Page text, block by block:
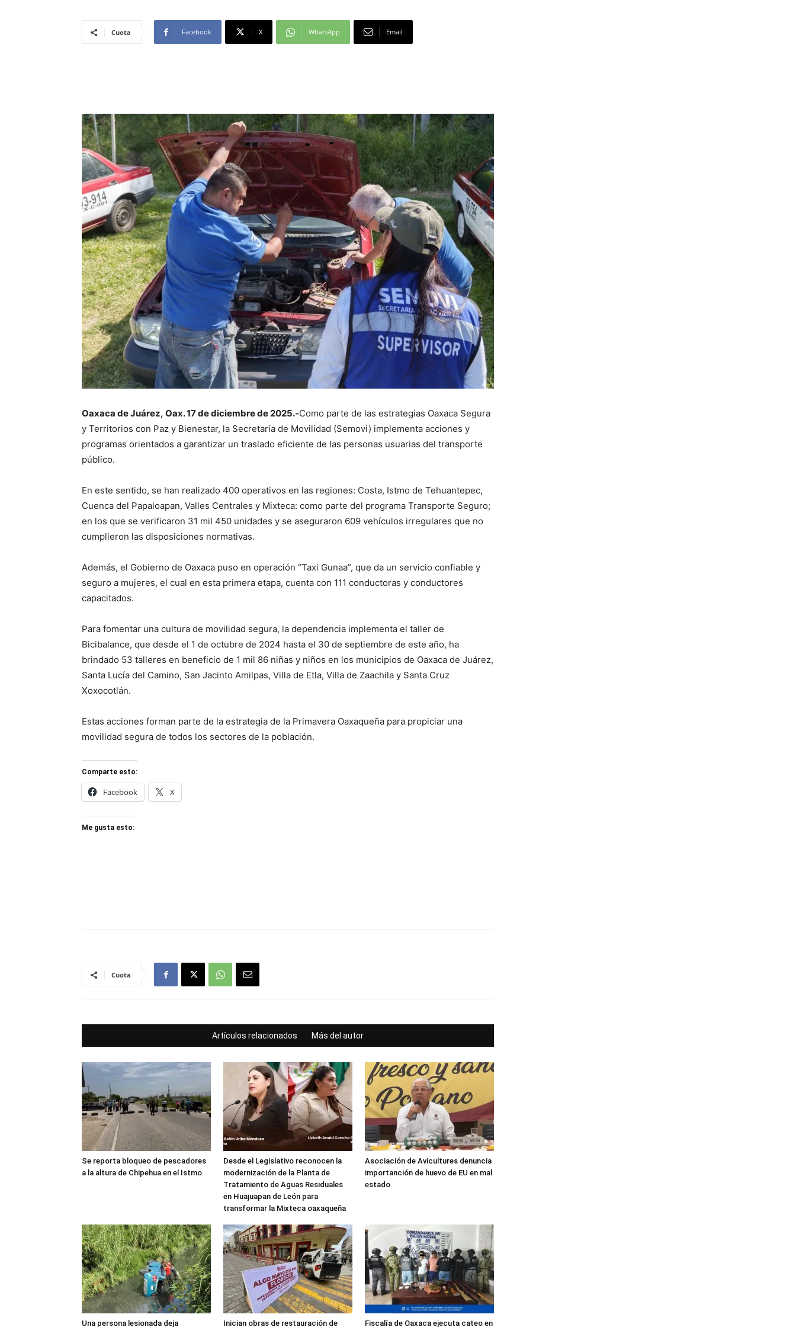
Cuota Facebook X WhatsApp Email
Oaxaca de Juárez, Oax. 17 de diciembre de 2025.-Como parte de las estrategias Oaxaca Segura
y Territorios con Paz y Bienestar, la Secretaría de Movilidad (Semovi) implementa acciones y
programas orientados a garantizar un traslado eficiente de las personas usuarias del transporte
público.
En este sentido, se han realizado 400 operativos en las regiones: Costa, Istmo de Tehuantepec,
Cuenca del Papaloapan, Valles Centrales y Mixteca: como parte del programa Transporte Seguro;
en los que se verificaron 31 mil 450 unidades y se aseguraron 609 vehículos irregulares que no
cumplieron las disposiciones normativas.
Además, el Gobierno de Oaxaca puso en operación “Taxi Gunaa”, que da un servicio confiable y
seguro a mujeres, el cual en esta primera etapa, cuenta con 111 conductoras y conductores
capacitados.
Para fomentar una cultura de movilidad segura, la dependencia implementa el taller de
Bicibalance, que desde el 1 de octubre de 2024 hasta el 30 de septiembre de este año, ha
brindado 53 talleres en beneficio de 1 mil 86 niñas y niños en los municipios de Oaxaca de Juárez,
Santa Lucía del Camino, San Jacinto Amilpas, Villa de Etla, Villa de Zaachila y Santa Cruz
Xoxocotlán.
Estas acciones forman parte de la estrategia de la Primavera Oaxaqueña para propiciar una
movilidad segura de todos los sectores de la población.
Comparte esto:
Facebook X
Me gusta esto:
Cuota
Artículos relacionados Más del autor
Se reporta bloqueo de pescadores
a la altura de Chipehua en el Istmo
Desde el Legislativo reconocen la
modernización de la Planta de
Tratamiento de Aguas Residuales
en Huajuapan de León para
transformar la Mixteca oaxaqueña
Asociación de Avicultures denuncia
importanción de huevo de EU en mal
estado
Una persona lesionada deja Inician obras de restauración de Fiscalía de Oaxaca ejecuta cateo en